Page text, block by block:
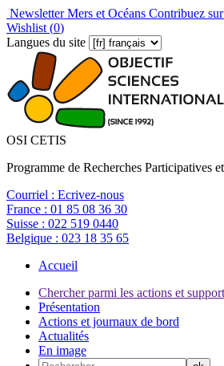
Newsletter Mers et Océans Contribuez
Wishlist (0)
Langues du site
OSI CETIS
Programme de Recherches Participatives
Courriel : Ecrivez-nous
France : 01 85 08 36 30
Suisse : 022 519 0440
Belgique : 023 18 35 65
Accueil
Chercher parmi les actions et
Présentation
Actions et journaux de bord
Actualités
En image